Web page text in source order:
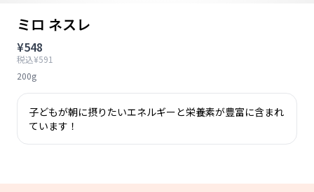
ミロ ネスレ
¥548
税込¥591
200g
子どもが朝に摂りたいエネルギーと栄養素が豊富に含まれ
ています！